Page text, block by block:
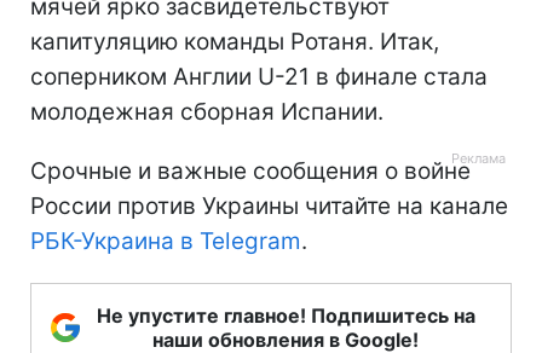
мячей ярко засвидетельствуют
капитуляцию команды Ротаня. Итак,
соперником Англии U-21 в финале стала
молодежная сборная Испании.
Срочные и важные сообщения о войне
России против Украины читайте на канале
РБК-Украина в Telegram.
Не упустите главное! Подпишитесь на
наши обновления в Google!